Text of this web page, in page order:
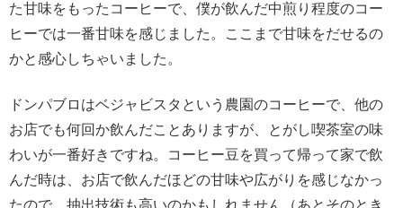
た甘味をもったコーヒーで、僕が飲んだ中煎り程度のコー
ヒーでは一番甘味を感じました。ここまで甘味をだせるの
かと感心しちゃいました。
ドンパブロはベジャビスタという農園のコーヒーで、他の
お店でも何回か飲んだことありますが、とがし喫茶室の味
わいが一番好きですね。コーヒー豆を買って帰って家で飲
んだ時は、お店で飲んだほどの甘味や広がりを感じなかっ
たので、抽出技術も高いのかもしれません（あとそのとき